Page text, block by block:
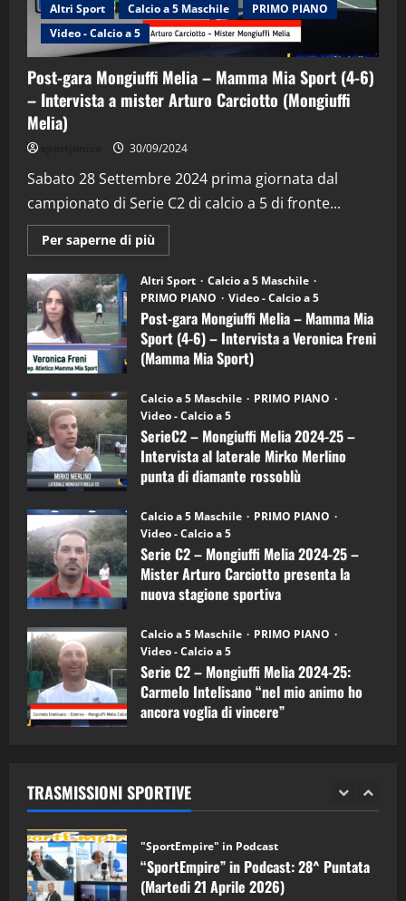
Altri Sport Calcio a 5 Maschile
PRIMO PIANO
Video - Calcio a 5
Post-gara Mongiuffi Melia – Mamma Mia Sport (4-6)
– Intervista a mister Arturo Carciotto (Mongiuffi
Melia)
30/09/2024
Sabato 28 Settembre 2024 prima giornata dal
campionato di Serie C2 di calcio a 5 di fronte...
Per saperne di più
informazioni
Post-
gara
Mongiuffi
Melia
–
Mamma
Mia
Sport
6)
–
Intervista
a
mister
Arturo
Carciotto
(Mongiuffi
Altri Sport
Calcio a 5 Maschile
PRIMO PIANO
Video - Calcio a 5
Post-gara Mongiuffi Melia – Mamma Mia
Sport (4-6) – Intervista a Veronica Freni
(Mamma Mia Sport)
Calcio a 5 Maschile
PRIMO PIANO
Video - Calcio a 5
SerieC2 – Mongiuffi Melia 2024-25 –
Intervista al laterale Mirko Merlino
punta di diamante rossoblù
Calcio a 5 Maschile
PRIMO PIANO
Video - Calcio a 5
Serie C2 – Mongiuffi Melia 2024-25 –
Mister Arturo Carciotto presenta la
nuova stagione sportiva
Calcio a 5 Maschile
PRIMO PIANO
Video - Calcio a 5
Serie C2 – Mongiuffi Melia 2024-25:
Carmelo Intelisano “nel mio animo ho
ancora voglia di vincere”
TRASMISSIONI SPORTIVE
2
"SportEmpire" in Podcast Sport News
“SportEmpire” in Podcast: 29^ Puntata
(Martedi 28 Aprile 2026)
28/04/2026
3
“SportEmpire” in Podcast: 28^ Puntata
(Martedi 21 Aprile 2026)
21/04/2026
4
"SportEmpire" in Podcast
“SportEmpire” in Podcast: 27^ Puntata
(Martedi 14 Aprile 2026)
15/04/2026
5
“SportEmpire” in Podcast: 26^ Puntata
(Martedi 07 Aprile 2026)
08/04/2026
1
“SportEmpire” in Podcast: 30^ Puntata
(Martedi 05 Maggio 2026)
08/05/2026
2
“SportEmpire” in Podcast: 29^ Puntata
(Martedi 28 Aprile 2026)
28/04/2026
3 21/04/2026
"SportEmpire" in Podcast
“SportEmpire” in Podcast: 27^ Puntata
(Martedi 14 Aprile 2026)